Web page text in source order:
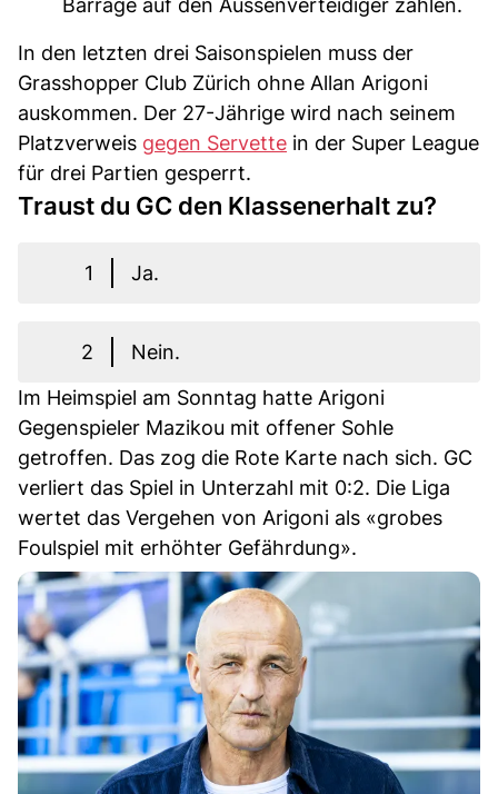
Barrage auf den Aussenverteidiger zählen.
In den letzten drei Saisonspielen muss der
Grasshopper Club Zürich ohne Allan Arigoni
auskommen. Der 27-Jährige wird nach seinem
Platzverweis gegen Servette in der Super League
für drei Partien gesperrt.
Traust du GC den Klassenerhalt zu?
1 Ja.
2
Nein.
Im Heimspiel am Sonntag hatte Arigoni
Gegenspieler Mazikou mit offener Sohle
getroffen. Das zog die Rote Karte nach sich. GC
verliert das Spiel in Unterzahl mit 0:2. Die Liga
wertet das Vergehen von Arigoni als «grobes
Foulspiel mit erhöhter Gefährdung».